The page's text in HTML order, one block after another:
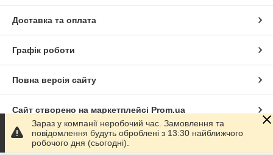
Доставка та оплата
Графік роботи
Повна версія сайту
Сайт створено на маркетплейсі Prom.ua
Політика конфіденційності
Зараз у компанії неробочий час. Замовлення та
повідомлення будуть оброблені з 13:30 найближчого
робочого дня (сьогодні).